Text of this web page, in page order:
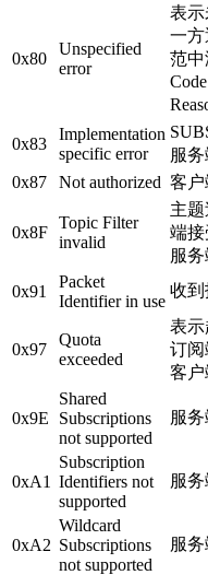
0x80
Unspecified
error
表
一
范中
0x83
Implementation
specific error
服
0x87
Not authorized 客户
0x8F
Topic Filter
invalid
主
端接
服
0x91
Packet
Identifier in use
收到
0x97
Quota
exceeded
表
订
客户
0x9E
Shared
Subscriptions
not supported
服
0xA1
Subscription
Identifiers not
supported
服
0xA2
Wildcard
Subscriptions
not supported
服